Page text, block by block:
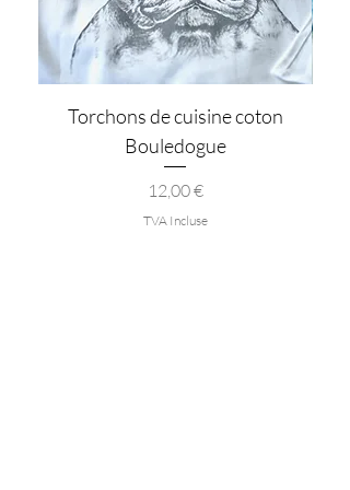
Torchons de cuisine coton
Bouledogue
Prix
12,00 €
TVA Incluse